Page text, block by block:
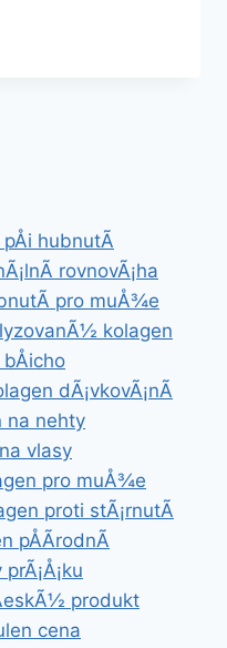
hubnutÃ­
rovnovÃ¡ha
pro muÅ¾e
kolagen
dÃ¡vkovÃ¡nÃ­
na nehty
vlasy
pro muÅ¾e
proti stÃ¡rnutÃ­
pÅÃ­rodnÃ­
produkt
cena